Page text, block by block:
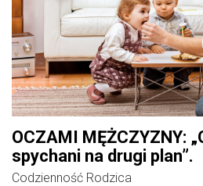
OCZAMI MĘŻCZYZNY:
spychani na drugi plan”.
Codzienność Rodzica